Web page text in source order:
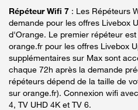
Répéteur Wifi 7 : Les Répéteurs
demande pour les offres Livebox
d'Orange. Le premier répéteur
orange.fr pour les offres Livebox
supplémentaires sur Max sont
chaque 72h après la demande
répéteurs dépend de la taille de
sur orange.fr). Connexion wifi
4, TV UHD 4K et TV 6.